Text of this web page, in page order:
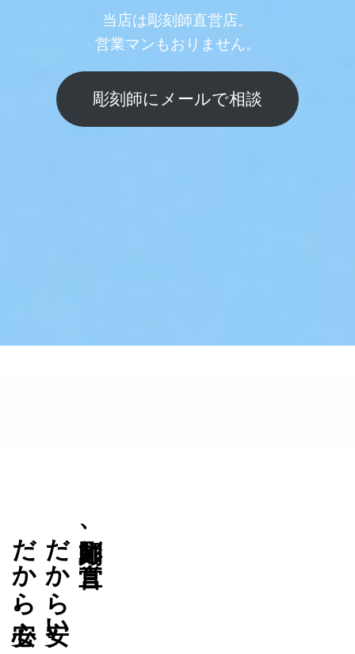
当店は彫刻師直営店。
営業マンもおりません。
彫刻師にメールで相談
彫刻師、直営。
だから安い。
だから安心。